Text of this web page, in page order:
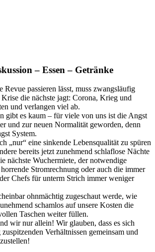
– Essen – Getränke
Revue passieren lässt, muss zwangsläufig
Krise die nächste jagt: Corona, Krieg und
und verlangen viel ab.
gibt es kaum – für viele von uns ist die Angst
und zur neuen Normalität geworden, denn
System.
„nur“ eine sinkende Lebensqualität zu spüren
bereits jetzt zunehmend schlaflose Nächte
nächste Wuchermiete, der notwendige
Stromrechnung oder auch die immer
Chefs für unterm Strich immer weniger
ohnmächtig zugeschaut werde, wie
schamlos auf unsere Kosten die
Taschen weiter füllen.
wir nur allein! Wir glauben, dass es sich
Verhältnissen gemeinsam und